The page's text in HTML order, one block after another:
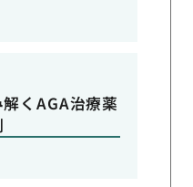
くAGA治療薬